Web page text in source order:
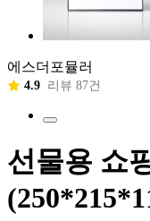
에스더포뮬러
4.9 리뷰 87건
선물용 쇼